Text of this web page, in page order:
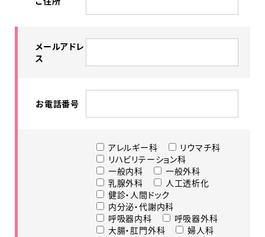
メールアドレ
ス
お電話番号
アレルギー科
リウマチ科
リハビリテーション科
一般内科
一般外科
乳腺外科
人工透析化
健診・人間ドック
内分泌・代謝内科
呼吸器内科
呼吸器外科
大腸・肛門外科
婦人科